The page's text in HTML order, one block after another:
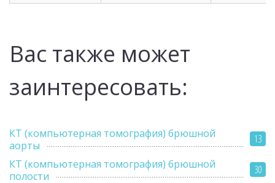
Вас также может
заинтересовать:
13
КТ (компьютерная томография) брюшной
аорты
30
КТ (компьютерная томография) брюшной
полости